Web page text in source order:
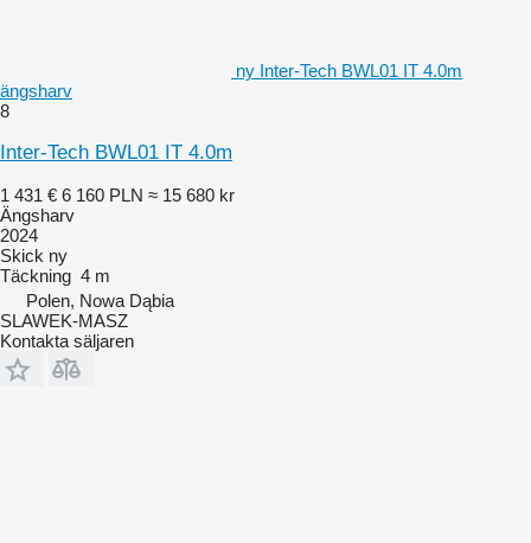
ny Inter-Tech BWL01 IT 4.0m
ängsharv
8
Inter-Tech BWL01 IT 4.0m
1 431 € 6 160 PLN ≈ 15 680 kr
Ängsharv
2024
Skick ny
Täckning 4 m
Polen, Nowa Dąbia
SLAWEK-MASZ
Kontakta säljaren